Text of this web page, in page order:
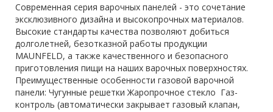
Современная серия варочных панелей - это сочетание
эксклюзивного дизайна и высокопрочных материалов.
Высокие стандарты качества позволяют добиться
долголетней, безотказной работы продукции
MAUNFELD, а также качественного и безопасного
приготовления пищи на наших варочных поверхностях.
Преимущественные особенности газовой варочной
панели: Чугунные решетки Жаропрочное стекло Газ-
контроль (автоматически закрывает газовый клапан,